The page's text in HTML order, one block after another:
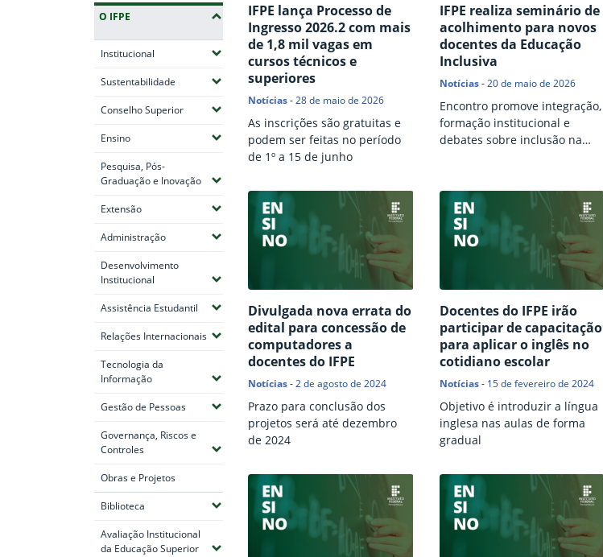
O IFPE
Institucional (Expandir submenus)
Sustentabilidade (Expandir submenus)
Conselho Superior(Expandir submenus)
Ensino(Expandir submenus)
Pesquisa, Pós-
Graduação e Inovação(Expandir submenus)
Extensão(Expandir submenus)
Administração(Expandir submenus)
Desenvolvimento
Institucional (Expandir submenus)
Assistência Estudantil (Expandir submenus)
Relações Internacionais(Expandir submenus)
Tecnologia da
Informação(Expandir submenus)
Gestão de Pessoas(Expandir submenus)
Governança, Riscos e
Controles(Expandir submenus)
Obras e Projetos
Biblioteca (Expandir submenus)
Avaliação Institucional
da Educação Superior(Expandir submenus)
IFPE lança Processo de
Ingresso 2026.2 com mais
de 1,8 mil vagas em
cursos técnicos e
superiores
Notícias-28 de maio de 2026
As inscrições são gratuitas e
podem ser feitas no período
de 1º a 15 de junho
IFPE realiza seminário de
acolhimento para novos
docentes da Educação
Inclusiva
Notícias -20 de maio de 2026
Encontro promove integração,
formação institucional e
debates sobre inclusão na
Divulgada nova errata do
edital para concessão de
computadores a
docentes do IFPE
Notícias-2 de agosto de 2024
Prazo para conclusão dos
projetos será até dezembro
de 2024
Docentes do IFPE irão
participar de capacitação
para aplicar o inglês no
cotidiano escolar
Notícias - 15 de fevereiro de 2024
Objetivo é introduzir a língua
inglesa nas aulas de forma
gradual